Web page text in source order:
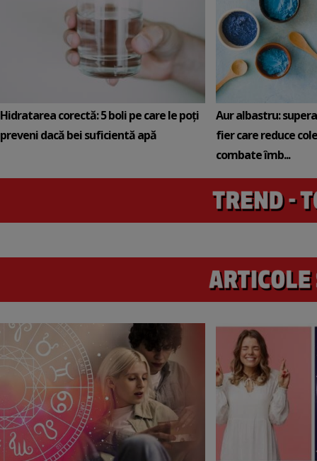
Hidratarea corectă: 5 boli pe care le poți
preveni dacă bei suficientă apă
Aur albastru:
fier care reduce
combate îmb...